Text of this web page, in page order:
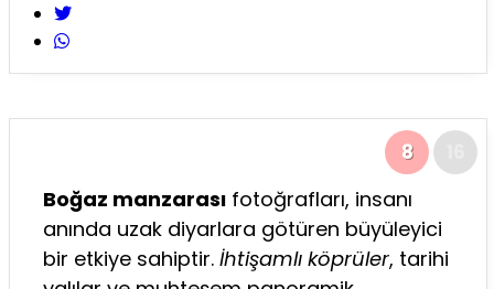
8
Boğaz manzarası fotoğrafları, insanı
anında uzak diyarlara götüren büyüleyici
bir etkiye sahiptir. İhtişamlı köprüler, tarihi